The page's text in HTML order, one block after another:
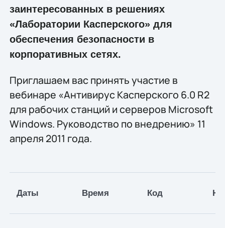
заинтересованных в решениях
«Лаборатории Касперского» для
обеспечения безопасности в
корпоративных сетях.
Приглашаем вас принять участие в
вебинаре «Антивирус Касперского 6.0 R2
для рабочих станций и серверов Microsoft
Windows. Руководство по внедрению» 11
апреля 2011 года.
Даты Время Код